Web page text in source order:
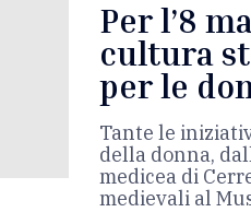
Per l’8
cultura
per le
Tante le
della donna,
medicea di
medievali al